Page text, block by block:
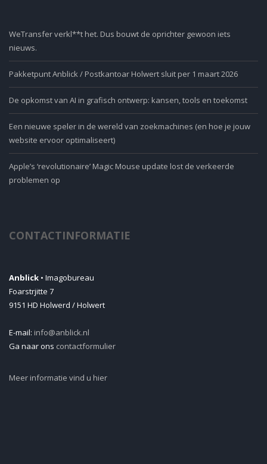
WeTransfer verkl**t het. Dus bouwt de oprichter gewoon iets
nieuws.
Pakketpunt Anblick / Postkantoar Holwert sluit per 1 maart 2026
De opkomst van AI in grafisch ontwerp: kansen, tools en toekomst
Een nieuwe speler in de wereld van zoekmachines (en hoe je jouw
website ervoor optimaliseert)
Apple’s ‘revolutionaire’ Magic Mouse update lost de verkeerde
problemen op
CONTACTINFORMATIE
Anblick • Imagobureau
Foarstrjitte 7
9151 HD Holwerd / Holwert
E-mail: info@anblick.nl
Ga naar ons contactformulier
Meer informatie vind u hier